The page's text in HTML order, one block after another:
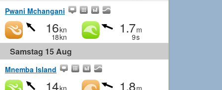
Pwani Mchangani
16kn
18kn
1.7m
9s
Samstag 15 Aug
Mnemba Island
14kn 1.8m